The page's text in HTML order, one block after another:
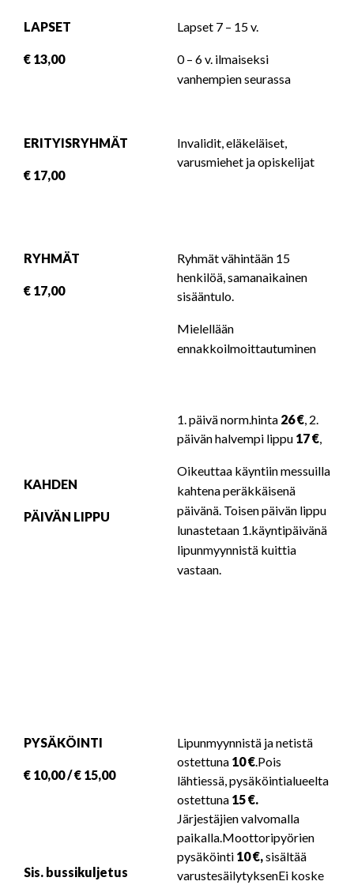
LAPSET
€ 13,00
Lapset 7 – 15 v.
0 – 6 v. ilmaiseksi
vanhempien seurassa
ERITYISRYHMÄT
€ 17,00
Invalidit, eläkeläiset,
varusmiehet ja opiskelijat
RYHMÄT
€ 17,00
Ryhmät vähintään 15
henkilöä, samanaikainen
sisääntulo.
Mielellään
ennakkoilmoittautuminen
KAHDEN
PÄIVÄN LIPPU
1. päivä norm.hinta 26 € , 2.
päivän halvempi lippu 17 €
Oikeuttaa käyntiin messuilla
kahtena peräkkäisenä
päivänä. Toisen päivän lippu
lunastetaan 1.käyntipäivänä
lipunmyynnistä kuittia
vastaan.
PYSÄKÖINTI
€ 10,00 /€ 15,00
Sis. bussikuljetus
Lipunmyynnistä ja netistä
ostettuna 10 € .Pois
lähtiessä, pysäköintialueelta
ostettuna 15 €.
Järjestäjien valvomalla
paikalla.Moottoripyörien
pysäköinti 10 €,sisältää
varustesäilytyksenEi koske